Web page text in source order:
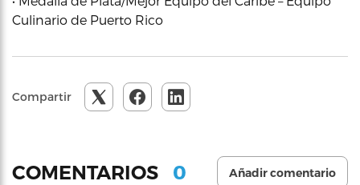
Culinario de Puerto Rico
Compartir
COMENTARIOS 0 Añadir comentario